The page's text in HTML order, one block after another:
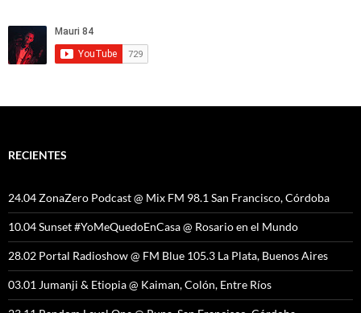
RECIENTES
24.04 ZonaZero Podcast @ Mix FM 98.1 San Francisco, Córdoba
10.04 Sunset #YoMeQuedoEnCasa @ Rosario en el Mundo
28.02 Portal Radioshow @ FM Blue 105.3 La Plata, Buenos Aires
03.01 Jumanji & Etiopia @ Kaiman, Colón, Entre Ríos